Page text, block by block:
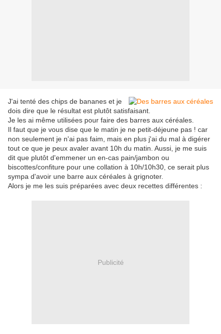
J'ai tenté des chips de bananes et je
dois dire que le résultat est plutôt satisfaisant.
Je les ai même utilisées pour faire des barres aux céréales.
Il faut que je vous dise que le matin je ne petit-déjeune pas ! car
non seulement je n'ai pas faim, mais en plus j'ai du mal à digérer
tout ce que je peux avaler avant 10h du matin. Aussi, je me suis
dit que plutôt d'emmener un en-cas pain/jambon ou
biscottes/confiture pour une collation à 10h/10h30, ce serait plus
sympa d'avoir une barre aux céréales à grignoter.
Alors je me les suis préparées avec deux recettes différentes :
Publicité